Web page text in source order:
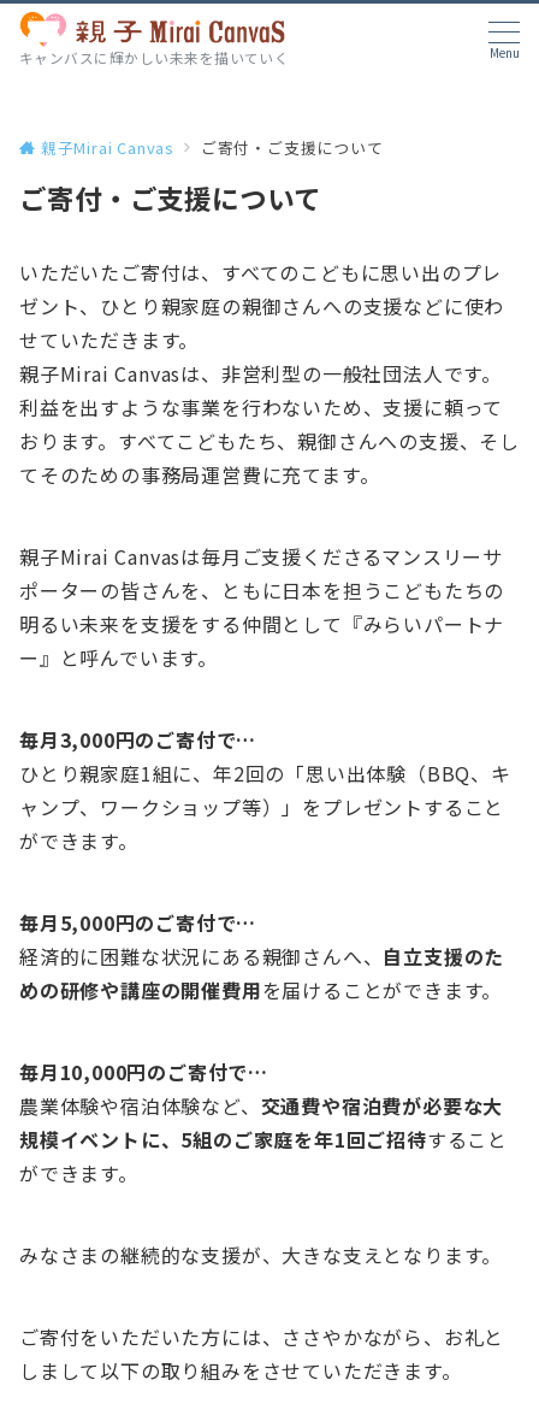
Menu
キャンバスに輝かしい未来を描いていく
親子Mirai Canvas ご寄付・ご支援について
ご寄付・ご支援について
いただいたご寄付は、すべてのこどもに思い出のプレ
ゼント、ひとり親家庭の親御さんへの支援などに使わ
せていただきます。
親子Mirai Canvasは、非営利型の一般社団法人です。
利益を出すような事業を行わないため、支援に頼って
おります。すべてこどもたち、親御さんへの支援、そし
てそのための事務局運営費に充てます。
親子Mirai Canvasは毎月ご支援くださるマンスリーサ
ポーターの皆さんを、ともに日本を担うこどもたちの
明るい未来を支援をする仲間として『みらいパートナ
ー』と呼んでいます。
毎月3,000円のご寄付で…
ひとり親家庭1組に、年2回の「思い出体験（BBQ、キ
ャンプ、ワークショップ等）」をプレゼントすること
ができます。
毎月5,000円のご寄付で…
経済的に困難な状況にある親御さんへ、 自立支援のた
めの研修や講座の開催費用を届けることができます。
毎月10,000円のご寄付で…
農業体験や宿泊体験など、 交通費や宿泊費が必要な大
規模イベントに、5組のご家庭を年1回ご招待すること
ができます。
みなさまの継続的な支援が、大きな支えとなります。
ご寄付をいただいた方には、ささやかながら、お礼と
しまして以下の取り組みをさせていただきます。